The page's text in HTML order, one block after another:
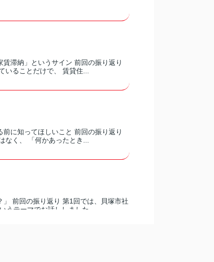
滞納」というサイン 前回の振り返り
ることだけで、 賃貸住...
に知ってほしいこと 前回の振り返り
く、 「何かあったとき...
」 前回の振り返り 第1回では、貝塚市社
うテーマでお話ししました...